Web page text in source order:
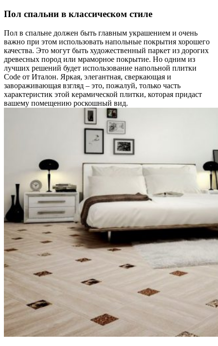
Пол спальни в классическом стиле
Пол в спальне должен быть главным украшением и очень
важно при этом использовать напольные покрытия хорошего
качества. Это могут быть художественный паркет из дорогих
древесных пород или мраморное покрытие. Но одним из
лучших решений будет использование напольной плитки
Code от Италон. Яркая, элегантная, сверкающая и
завораживающая взгляд – это, пожалуй, только часть
характеристик этой керамической плитки, которая придаст
вашему помещению роскошный вид.